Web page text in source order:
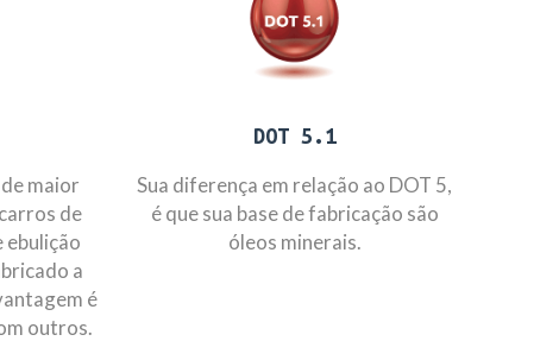
maior
de
ebulição
a
é
outros.
DOT 5.1
Sua diferença em relação ao DOT 5,
é que sua base de fabricação são
óleos minerais.